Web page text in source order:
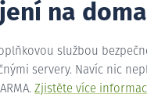
na doma
službou
servery. Navíc nic
Zjistěte více